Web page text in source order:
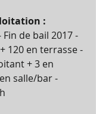
:
de bail 2017 -
120 en terrasse -
+ 3 en
salle/bar -